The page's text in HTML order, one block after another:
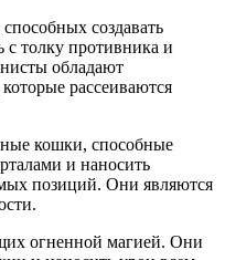
создавать
с толку противника и
обладают
рассеиваются
кошки, способные
и наносить
позиций. Они являются
огненной магией. Они